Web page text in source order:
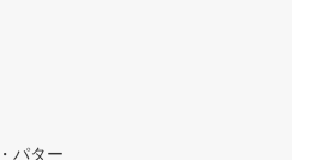
パター